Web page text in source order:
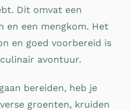
Dit omvat een
en een mengkom. Het
en goed voorbereid is
avontuur.
bereiden, heb je
groenten, kruiden